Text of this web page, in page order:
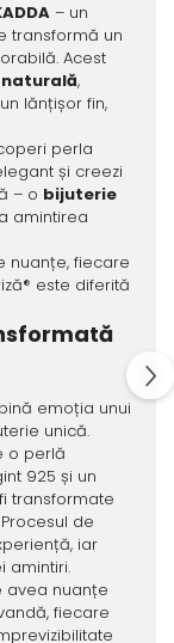
– un
transformă un
Acest
,
lănțișor fin,
perla
și creezi
– o bijuterie
amintirea
nuanțe, fiecare
este diferită
emoția unui
unică.
o perlă
925 și un
transformate
de
iar
amintiri.
avea nuanțe
fiecare